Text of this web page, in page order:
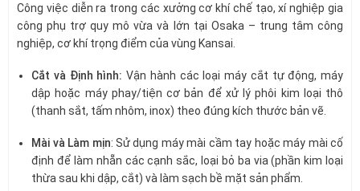
Công việc diễn ra trong các xưởng cơ khí chế tạo, xí nghiệp gia
công phụ trợ quy mô vừa và lớn tại Osaka – trung tâm công
nghiệp, cơ khí trọng điểm của vùng Kansai.
Cắt và Định hình: Vận hành các loại máy cắt tự động, máy
dập hoặc máy phay/tiện cơ bản để xử lý phôi kim loại thô
(thanh sắt, tấm nhôm, inox) theo đúng kích thước bản vẽ.
Mài và Làm mịn: Sử dụng máy mài cầm tay hoặc máy mài cố
định để làm nhẵn các cạnh sắc, loại bỏ ba via (phần kim loại
thừa sau khi dập, cắt) và làm sạch bề mặt sản phẩm.